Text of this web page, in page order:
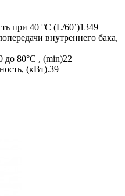
при 40 °C (L/60’)1349
внутреннего бака,
до 80°C , (min)22
(кВт).39